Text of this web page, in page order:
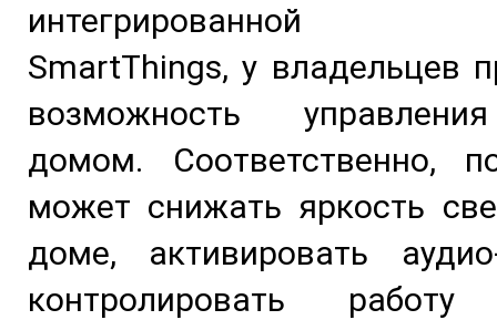
интегрированной
SmartThings, у владельцев
возможность
домом. Соответственно,
может снижать яркость
доме, активировать
контролировать работу